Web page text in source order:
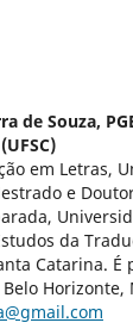
de Souza,
em Letras,
e
da
Catarina. É
Horizonte,